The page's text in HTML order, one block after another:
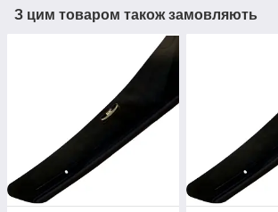
З цим товаром також замовляють